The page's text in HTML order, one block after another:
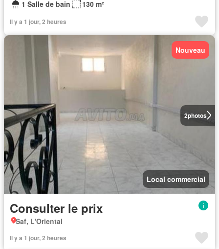
1 Salle de bain 130 m²
Il y a 1 jour, 2 heures
2photos
Nouveau
Local commercial
Consulter le prix
Saf, L'Oriental
Il y a 1 jour, 2 heures